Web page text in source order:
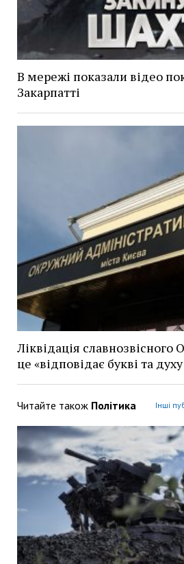
В мережі показали відео
Закарпатті
Ліквідація славнозвісного
це «відповідає букві та
Читайте також Політика Інші